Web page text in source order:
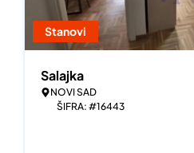
Stanovi
Salajka
NOVI SAD
ŠIFRA: #16443